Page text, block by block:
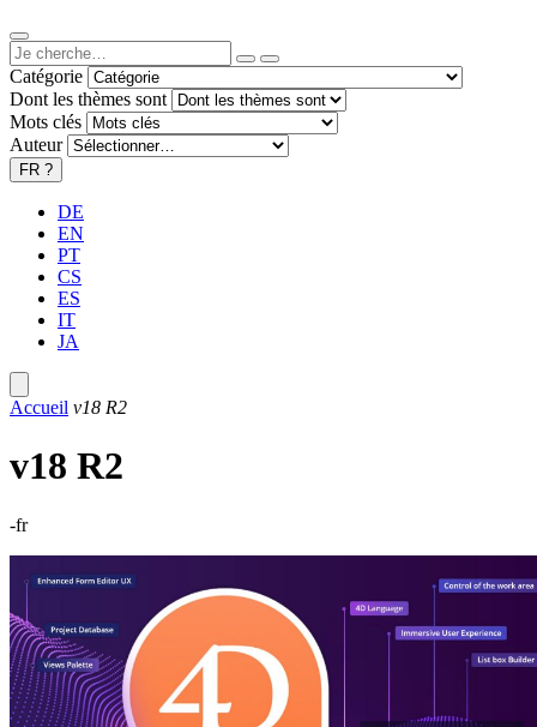
Catégorie
Dont les thèmes sont
Mots clés
Auteur
FR ?
DE
EN
PT
CS
ES
IT
JA
Accueil v18 R2
v18 R2
-fr